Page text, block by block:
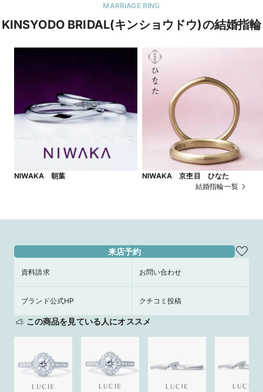
MARRIAGE RING
KINSYODO BRIDAL(キンショウドウ)の結婚指輪
NIWAKA 朝葉
NIWAKA 京杢目 ひなた
結婚指輪一覧
来店予約
資料請求 お問い合わせ
ブランド公式HP クチコミ投稿
この商品を見ている人にオススメ